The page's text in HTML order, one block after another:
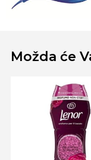
Možda će